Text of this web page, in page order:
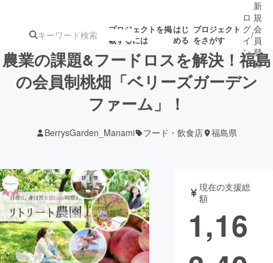
プロジェクトを掲
載するには
はじ
める
プロジェクト
をさがす
注目の新着プロ募集終了が近いプ
テクノロジー・ガジェット
映像・映画 書籍・雑誌
ロ
グ
イ
ン
/
新
規
会
員
登
録
農業の課題&フードロスを解決！福島
の会員制桃畑「ベリーズガーデン
ファーム」！
BerrysGarden_Manami フード・飲食店 福島県
現在の支援総
額
1,16